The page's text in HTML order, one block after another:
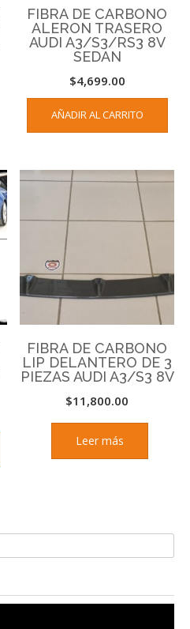
FIBRA DE CARBONO
ALERON TRASERO
AUDI A3/S3/RS3 8V
SEDAN
$4,699.00
AÑADIR AL CARRITO
FIBRA DE CARBONO
LIP DELANTERO DE 3
PIEZAS AUDI A3/S3 8V
$11,800.00
Leer más